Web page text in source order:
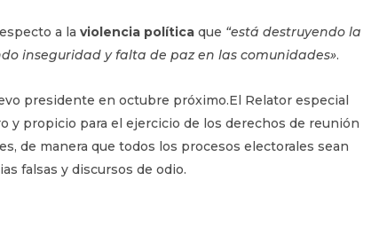
a la violencia política que “está destruyendo la
inseguridad y falta de paz en las comunidades».
presidente en octubre próximo.El Relator especial
y propicio para el ejercicio de los derechos de reunión
de manera que todos los procesos electorales sean
falsas y discursos de odio.